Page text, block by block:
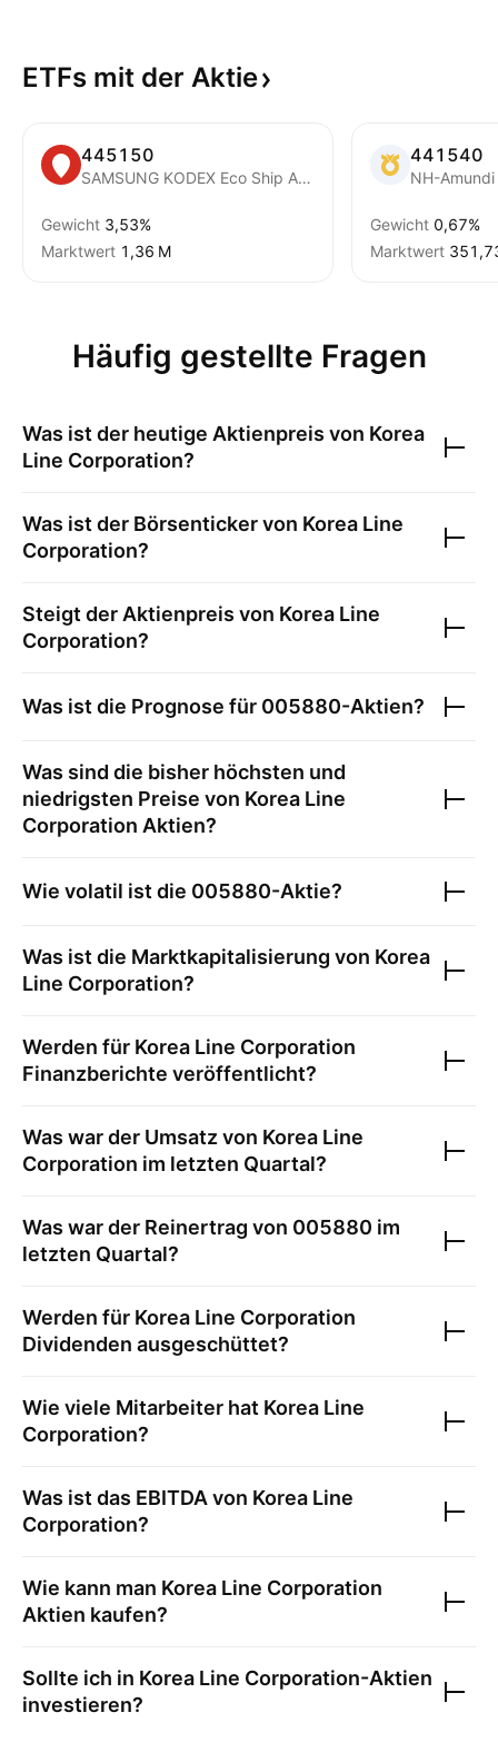
ETFs mit der Aktie
445150
SAMSUNG KODEX Eco Ship Active ETF Units
Gewicht 3,53%
Marktwert ‪1,36 M‬
441540
Gewicht 0,67%
Marktwert
Häufig gestellte Fragen
Was ist der heutige Aktienpreis von Korea
Line Corporation?
Was ist der Börsenticker von Korea Line
Corporation?
Steigt der Aktienpreis von Korea Line
Corporation?
Was ist die Prognose für 005880-Aktien?
Was sind die bisher höchsten und
niedrigsten Preise von Korea Line
Corporation Aktien?
Wie volatil ist die 005880-Aktie?
Was ist die Marktkapitalisierung von Korea
Line Corporation?
Werden für Korea Line Corporation
Finanzberichte veröffentlicht?
Was war der Umsatz von Korea Line
Corporation im letzten Quartal?
Was war der Reinertrag von 005880 im
letzten Quartal?
Werden für Korea Line Corporation
Dividenden ausgeschüttet?
Wie viele Mitarbeiter hat Korea Line
Corporation?
Was ist das EBITDA von Korea Line
Corporation?
Wie kann man Korea Line Corporation
Aktien kaufen?
Sollte ich in Korea Line Corporation-Aktien
investieren?